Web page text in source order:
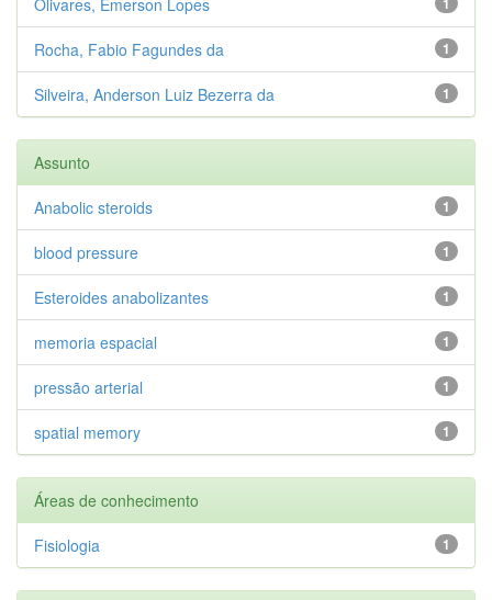
1
Rocha, Fabio Fagundes da
1
Silveira, Anderson Luiz Bezerra da
Assunto
1
Anabolic steroids
1
blood pressure
1
Esteroides anabolizantes
1
memoria espacial
1
pressão arterial
1
spatial memory
Áreas de conhecimento
1
Fisiologia